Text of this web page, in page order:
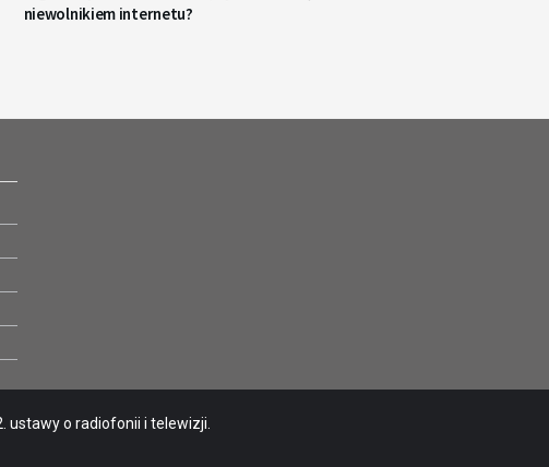
niewolnikiem internetu?
ustawy o radiofonii i telewizji.